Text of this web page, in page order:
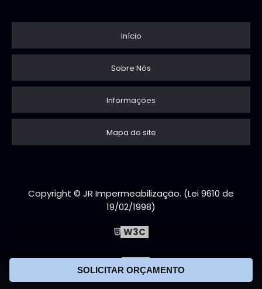
SOLICITAR ORÇAMENTO
Início
Sobre Nós
Informações
Mapa do site
Copyright © JR Impermeabilização. (Lei 9610 de
19/02/1998)
W3C